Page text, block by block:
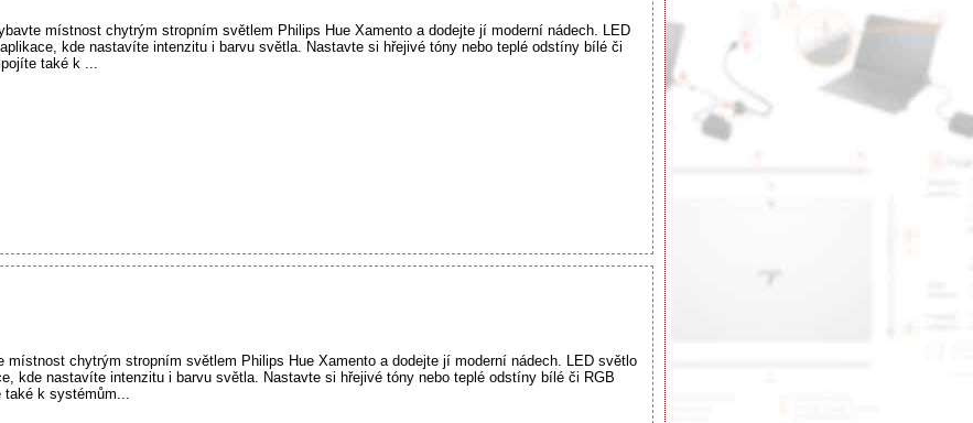
místnost chytrým stropním světlem Philips Hue Xamento a dodejte jí moderní nádech. LED
kde nastavíte intenzitu i barvu světla. Nastavte si hřejivé tóny nebo teplé odstíny bílé či
také k ...
místnost chytrým stropním světlem Philips Hue Xamento a dodejte jí moderní nádech. LED světlo
kde nastavíte intenzitu i barvu světla. Nastavte si hřejivé tóny nebo teplé odstíny bílé či RGB
k systémům...